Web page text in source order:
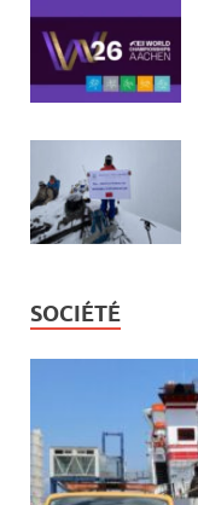
SOCIÉTÉ